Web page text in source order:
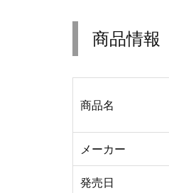
商品情報
商品名
メーカー
発売日